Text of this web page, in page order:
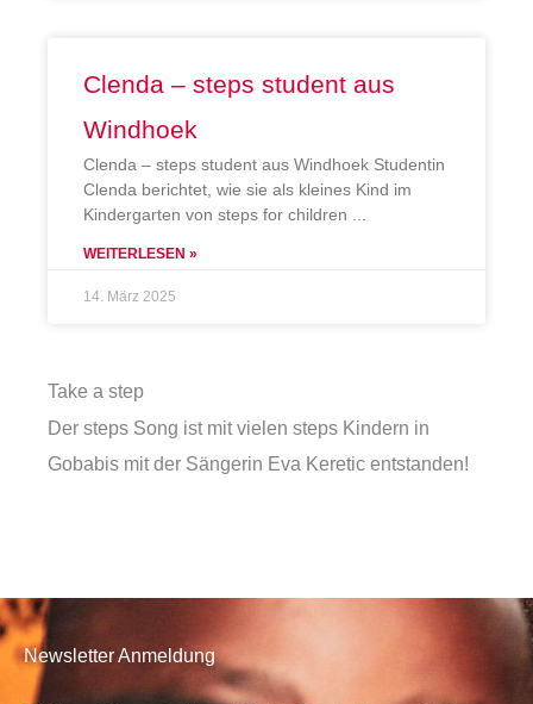
Clenda – steps student aus
Windhoek
Clenda – steps student aus Windhoek Studentin
Clenda berichtet, wie sie als kleines Kind im
Kindergarten von steps for children
WEITERLESEN »
14. März 2025
Take a step
Der steps Song ist mit vielen steps Kindern in
Gobabis mit der Sängerin Eva Keretic entstanden!
Newsletter Anmeldung